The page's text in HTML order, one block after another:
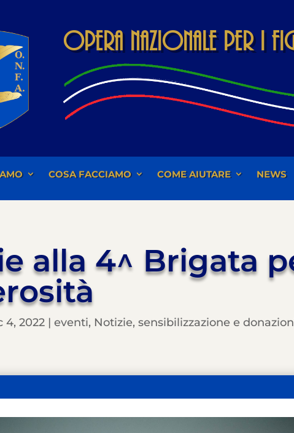
Opera Nazionale per i
COSA FACCIAMO COME AIUTARE NEWS
alla 4^ Brigata
4, 2022 | eventi, Notizie, sensibilizzazione e